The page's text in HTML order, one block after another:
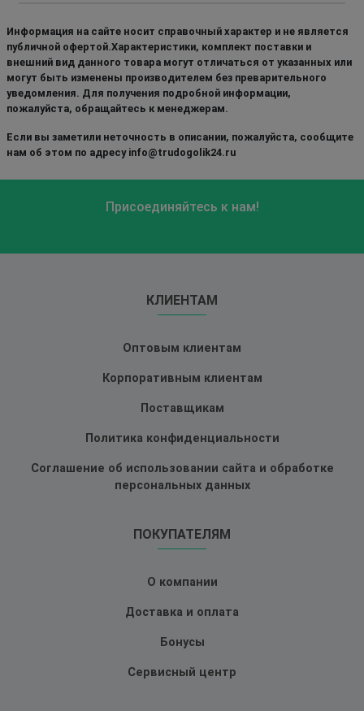
Информация на сайте носит справочный характер и не является
публичной офертой.Характеристики, комплект поставки и
внешний вид данного товара могут отличаться от указанных или
могут быть изменены производителем без преварительного
уведомления. Для получения подробной информации,
пожалуйста, обращайтесь к менеджерам.
Если вы заметили неточность в описании, пожалуйста, сообщите
нам об этом по адресу info@trudogolik24.ru
Присоединяйтесь к нам!
КЛИЕНТАМ
Оптовым клиентам
Корпоративным клиентам
Поставщикам
Политика конфиденциальности
Соглашение об использовании сайта и обработке
персональных данных
ПОКУПАТЕЛЯМ
О компании
Доставка и оплата
Бонусы
Сервисный центр